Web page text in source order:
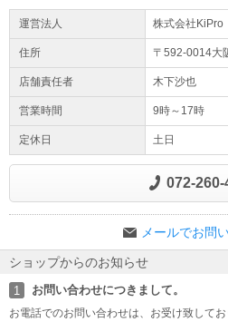
運営法人 株式会社KiPro
住所 〒592-0014大
店舗責任者 木下沙也
営業時間 9時～17時
定休日 土日
072-260-
メールでお問
ショップからのお知らせ
1 お問い合わせにつきまして。
お電話でのお問い合わせは、お受け致してお